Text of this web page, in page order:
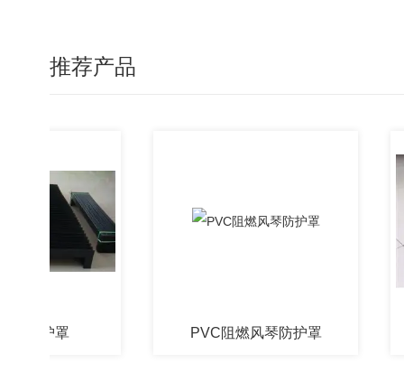
推荐产品
PVC阻燃风琴防护罩